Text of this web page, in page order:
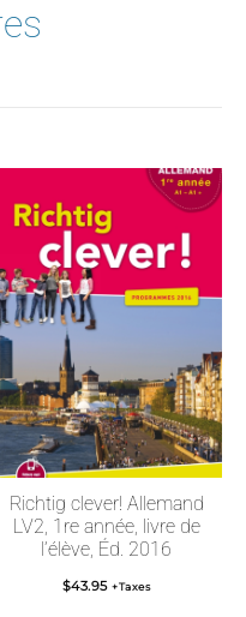
Richtig clever! Allemand
LV2, 1re année, livre de
l’élève, Éd. 2016
$43.95 +Taxes